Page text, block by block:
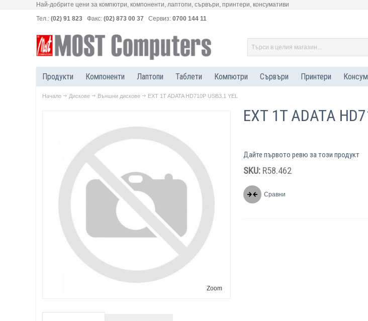
Най-добрите цени за компютри, компоненти, лаптопи, сървъри, принтери, консумативи
Тел.: (02) 91 823 Факс: (02) 873 00 37 Сервиз: 0700 144 11
Продукти Компоненти Лаптопи Таблети Компютри Сървъри Принтери
Начало Дискове Външни дискове EXT 1T ADATA HD710P USB3.1 YEL
Zoom
EXT 1T ADATA
Дайте първото ревю за този продукт
SKU: R58.462
Сравни